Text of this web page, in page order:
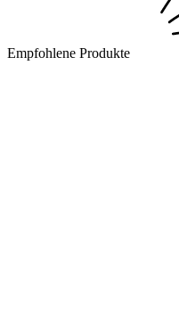
Empfohlene Produkte